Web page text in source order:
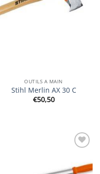
OUTILS A MAIN
Stihl Merlin AX 30 C
€50,50
wishlist